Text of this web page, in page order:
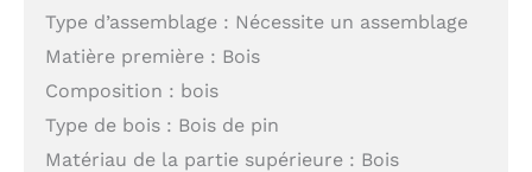
Type d’assemblage : Nécessite un assemblage
Matière première : Bois
Composition : bois
Type de bois : Bois de pin
Matériau de la partie supérieure : Bois